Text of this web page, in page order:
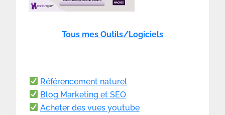
Tous mes Outils/Logiciels
Référencement naturel
Blog Marketing et SEO
Acheter des vues youtube